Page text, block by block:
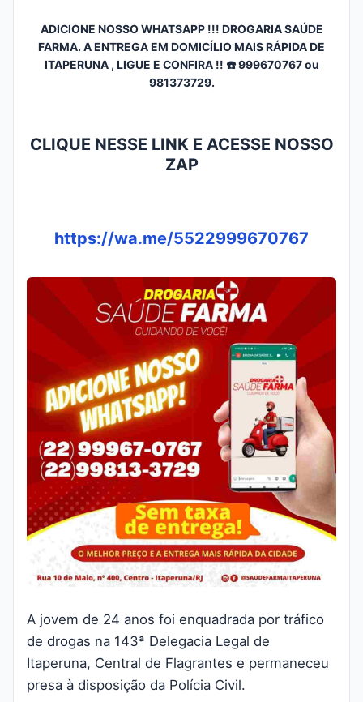
ADICIONE NOSSO WHATSAPP !!! DROGARIA SAÚDE
FARMA. A ENTREGA EM DOMICÍLIO MAIS RÁPIDA DE
ITAPERUNA , LIGUE E CONFIRA !! ☎️ 999670767 ou
981373729.
CLIQUE NESSE LINK E ACESSE NOSSO
ZAP
https://wa.me/5522999670767
A jovem de 24 anos foi enquadrada por tráfico
de drogas na 143ª Delegacia Legal de
Itaperuna, Central de Flagrantes e permaneceu
presa à disposição da Polícia Civil.